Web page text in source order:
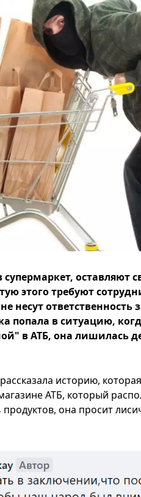
супермаркет, оставляют
этого требуют
несут ответственность
попала в ситуацию,
в АТБ, она лишилась
историю,
АТБ, который
она просит